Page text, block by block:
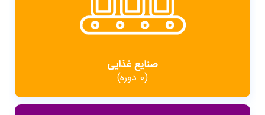
صنایع غذایی
(0 دوره)